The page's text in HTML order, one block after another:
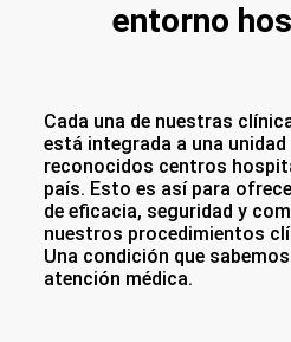
entorno
Cada una de nuestras
está integrada a una
reconocidos centros
país. Esto es así para
de eficacia, seguridad y
nuestros procedimientos
Una condición que
atención médica.